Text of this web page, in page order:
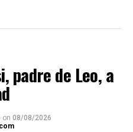
padre de Leo, a
on 08/08/2026